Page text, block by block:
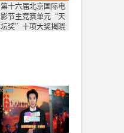
第十六届北京国际电
影节主竞赛单元“天
坛奖”十项大奖揭晓